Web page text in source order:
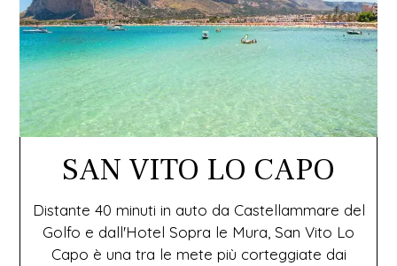
SAN VITO LO CAPO
Distante 40 minuti in auto da Castellammare del
Golfo e dall'Hotel Sopra le Mura, San Vito Lo
Capo è una tra le mete più corteggiate dai